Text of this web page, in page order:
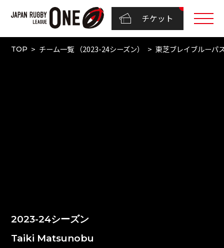
チケット
TOP チーム一覧 （2023-24シーズン） 東芝ブレイブルーパ
2023-24シーズン
Taiki Matsunobu